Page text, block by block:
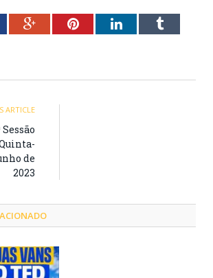
Google+PinterestLinkedInTumblr
ARTICLE
Sessão
de
2023